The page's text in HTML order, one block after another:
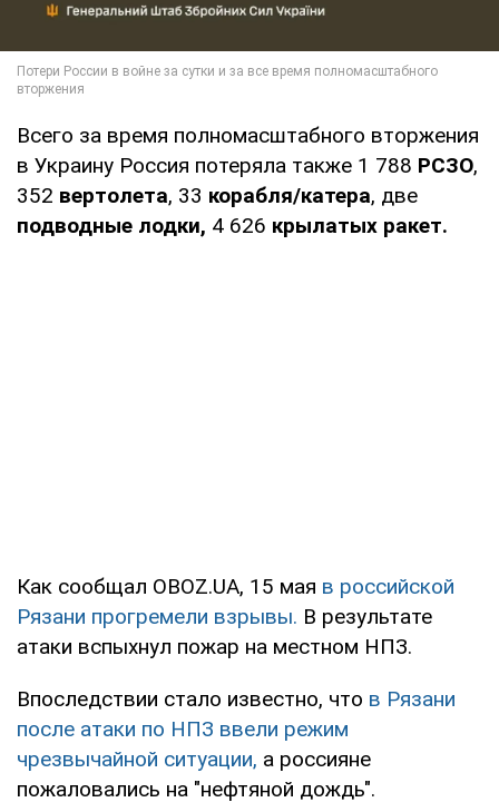
Всего за время полномасштабного вторжения
в Украину Россия потеряла также 1 788 РСЗО,
352 вертолета, 33 корабля/катера, две
подводные лодки, 4 626 крылатых ракет.
Как сообщал OBOZ.UA, 15 мая в российской
Рязани прогремели взрывы. В результате
атаки вспыхнул пожар на местном НПЗ.
Впоследствии стало известно, что в Рязани
после атаки по НПЗ ввели режим
чрезвычайной ситуации, а россияне
пожаловались на "нефтяной дождь".